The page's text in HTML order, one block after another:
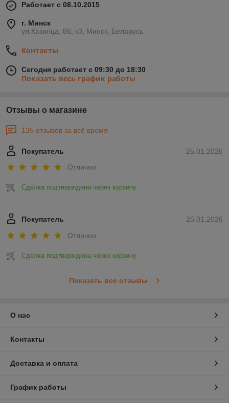
Работает с 08.10.2015
г. Минск
ул.Казинца, 86, к3, Минск, Беларусь
Контакты
Сегодня работает с 09:30 до 18:30
Показать весь график работы
Отзывы о магазине
135 отзывов за всё время
25.01.2026
Покупатель
Отлично
Сделка подтверждена через корзину
25.01.2026
Покупатель
Отлично
Сделка подтверждена через корзину
Показать все отзывы
О нас
Контакты
Доставка и оплата
График работы